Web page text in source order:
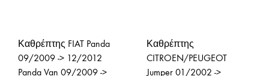
Καθρέπτης FIAT Panda
09/2009 -> 12/2012
Panda Van 09/2009 ->
Καθρέπτης
CITROEN/PEUGEOT
Jumper 01/2002 ->